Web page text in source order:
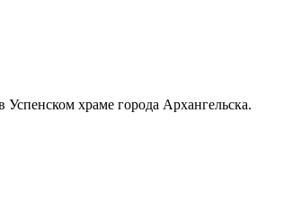
храме города Архангельска.